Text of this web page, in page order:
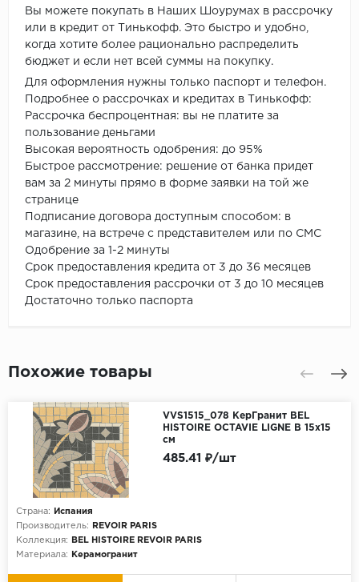
Вы можете покупать в Наших Шоурумах в рассрочку
или в кредит от Тинькофф. Это быстро и удобно,
когда хотите более рационально распределить
бюджет и если нет всей суммы на покупку.
Для оформления нужны только паспорт и телефон.
Подробнее о рассрочках и кредитах в Тинькофф:
Рассрочка беспроцентная: вы не платите за
пользование деньгами
Высокая вероятность одобрения: до 95%
Быстрое рассмотрение: решение от банка придет
вам за 2 минуты прямо в форме заявки на той же
странице
Подписание договора доступным способом: в
магазине, на встрече с представителем или по СМС
Одобрение за 1-2 минуты
Срок предоставления кредита от 3 до 36 месяцев
Срок предоставления рассрочки от 3 до 10 месяцев
Достаточно только паспорта
Похожие товары
VVS1515_078 КерГранит BEL
HISTOIRE OCTAVIE LIGNE B 15x15
см
Страна:
Испания
Производитель:
REVOIR PARIS
Коллекция:
BEL HISTOIRE REVOIR PARIS
Материала:
Керамогранит
485.41 ₽/шт